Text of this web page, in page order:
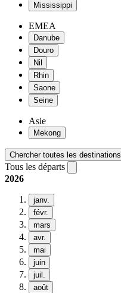
Mississippi
EMEA
Danube
Douro
Nil
Rhin
Saone
Seine
Asie
Mekong
Chercher toutes les destinations
Tous les départs
2026
janv.
févr.
mars
avr.
mai
juin
juil.
août